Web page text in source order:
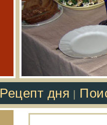
Рецепт дня